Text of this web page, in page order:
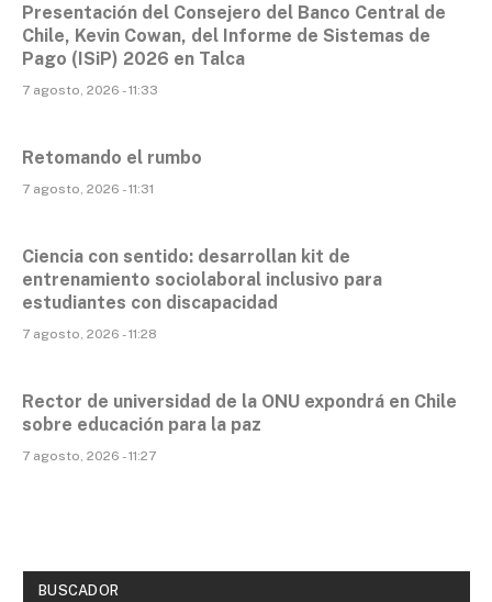
Presentación del Consejero del Banco Central de
Chile, Kevin Cowan, del Informe de Sistemas de
Pago (ISiP) 2026 en Talca
7 agosto, 2026 - 11:33
Retomando el rumbo
7 agosto, 2026 - 11:31
Ciencia con sentido: desarrollan kit de
entrenamiento sociolaboral inclusivo para
estudiantes con discapacidad
7 agosto, 2026 - 11:28
Rector de universidad de la ONU expondrá en Chile
sobre educación para la paz
7 agosto, 2026 - 11:27
BUSCADOR